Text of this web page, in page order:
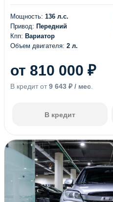
Мощность: 136 л.с.
Привод: Передний
Кпп: Вариатор
Объем двигателя: 2 л.
от 810 000 ₽
В кредит от 9 643 ₽ / мес
В кредит